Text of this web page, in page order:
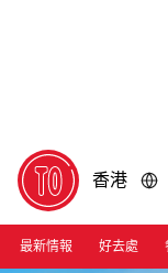
香港
最新情報 好去處